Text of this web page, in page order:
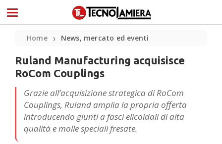
Home ❯ News, mercato ed eventi
Ruland Manufacturing acquisisce
RoCom Couplings
Grazie all’acquisizione strategica di RoCom
Couplings, Ruland amplia la propria offerta
introducendo giunti a fasci elicoidali di alta
qualità e molle speciali fresate.